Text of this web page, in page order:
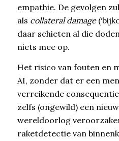
empathie. De gevolgen
als collateral damage
daar schieten al die
niets mee op.
Het risico van fouten en
AI, zonder dat er een
verreikende
zelfs (ongewild) een
wereldoorlog
raketdetectie van